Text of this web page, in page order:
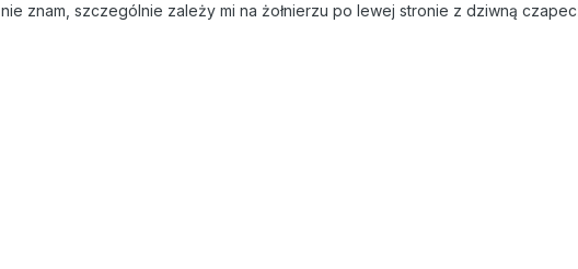
znam, szczególnie zależy mi na żołnierzu po lewej stronie z dziwną